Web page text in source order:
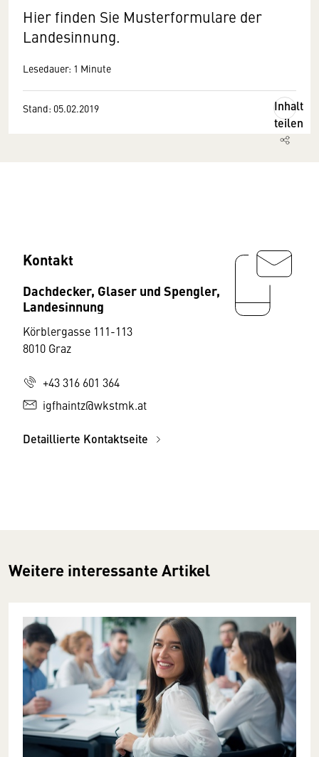
Hier finden Sie Musterformulare der
Landesinnung.
Lesedauer: 1 Minute
Stand: 05.02.2019
Inhalt
teilen
Kontakt
Dachdecker, Glaser und Spengler,
Landesinnung
Körblergasse 111-113
8010 Graz
+43 316 601 364
igfhaintz@wkstmk.at
Detaillierte Kontaktseite
Weitere interessante Artikel